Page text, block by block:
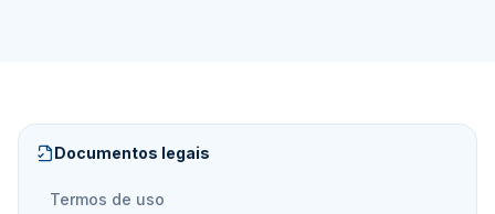
Documentos legais
Termos de uso